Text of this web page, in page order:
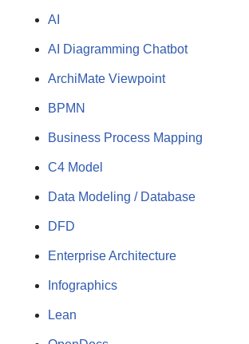
AI
AI Diagramming Chatbot
ArchiMate Viewpoint
BPMN
Business Process Mapping
C4 Model
Data Modeling / Database
DFD
Enterprise Architecture
Infographics
Lean